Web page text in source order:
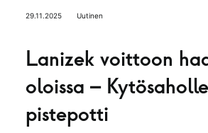
29.11.2025 Uutinen
Lanizek voittoon
oloissa –
pistepotti